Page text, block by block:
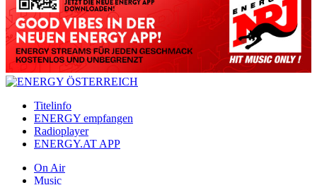
Titelinfo
ENERGY empfangen
Radioplayer
ENERGY.AT APP
On Air
Music